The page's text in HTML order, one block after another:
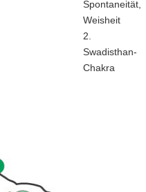
Spontaneität,
Weisheit
2.
Swadisthan-
Chakra